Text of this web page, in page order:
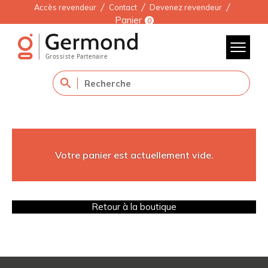
Accès revendeur Contact Devenez revendeur
Panier 0
Votre panier est actuellement vide.
Retour à la boutique